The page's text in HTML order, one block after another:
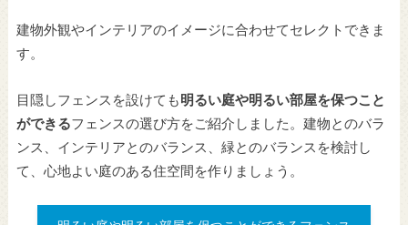
建物外観やインテリアのイメージに合わせてセレクトできま
す。
目隠しフェンスを設けても明るい庭や明るい部屋を保つこと
ができるフェンスの選び方をご紹介しました。建物とのバラ
ンス、インテリアとのバランス、緑とのバランスを検討し
て、心地よい庭のある住空間を作りましょう。